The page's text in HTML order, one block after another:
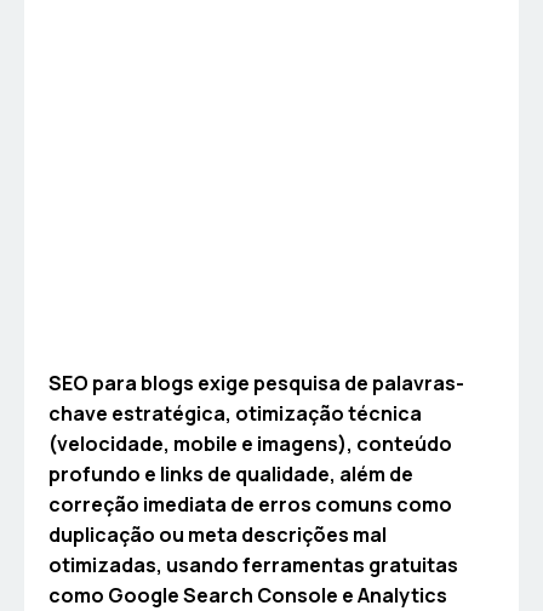
SEO para blogs exige pesquisa de palavras-
chave estratégica, otimização técnica
(velocidade, mobile e imagens), conteúdo
profundo e links de qualidade, além de
correção imediata de erros comuns como
duplicação ou meta descrições mal
otimizadas, usando ferramentas gratuitas
como Google Search Console e Analytics